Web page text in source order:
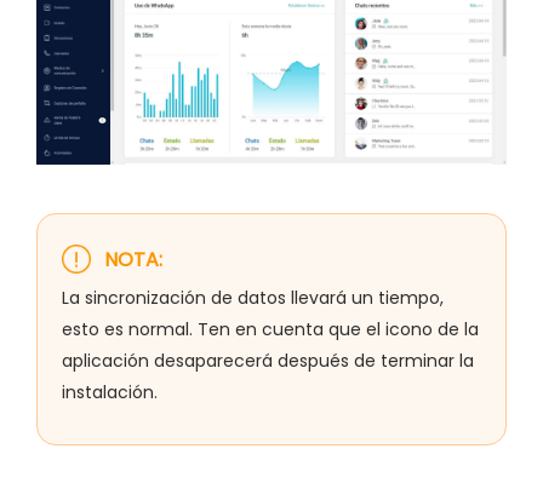
NOTA:
La sincronización de datos llevará un tiempo,
esto es normal. Ten en cuenta que el icono de la
aplicación desaparecerá después de terminar la
instalación.